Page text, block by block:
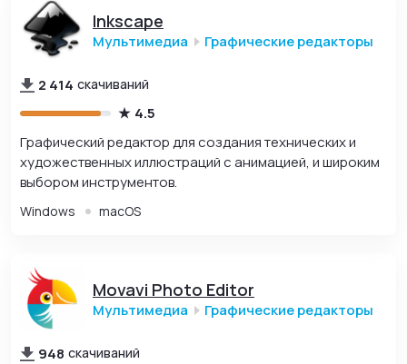
Inkscape
Мультимедиа Графические редакторы
2 414 скачиваний
4.5
Графический редактор для создания технических и
художественных иллюстраций с анимацией, и широким
выбором инструментов.
Windows macOS
Movavi Photo Editor
Мультимедиа Графические редакторы
948 скачиваний